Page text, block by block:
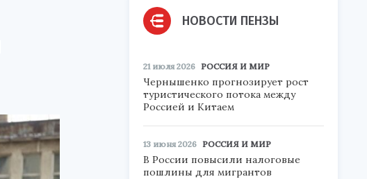
НОВОСТИ ПЕНЗЫ
21 июля 2026 РОССИЯ И МИР
Чернышенко прогнозирует рост
туристического потока между
Россией и Китаем
13 июня 2026 РОССИЯ И МИР
В России повысили налоговые
пошлины для мигрантов